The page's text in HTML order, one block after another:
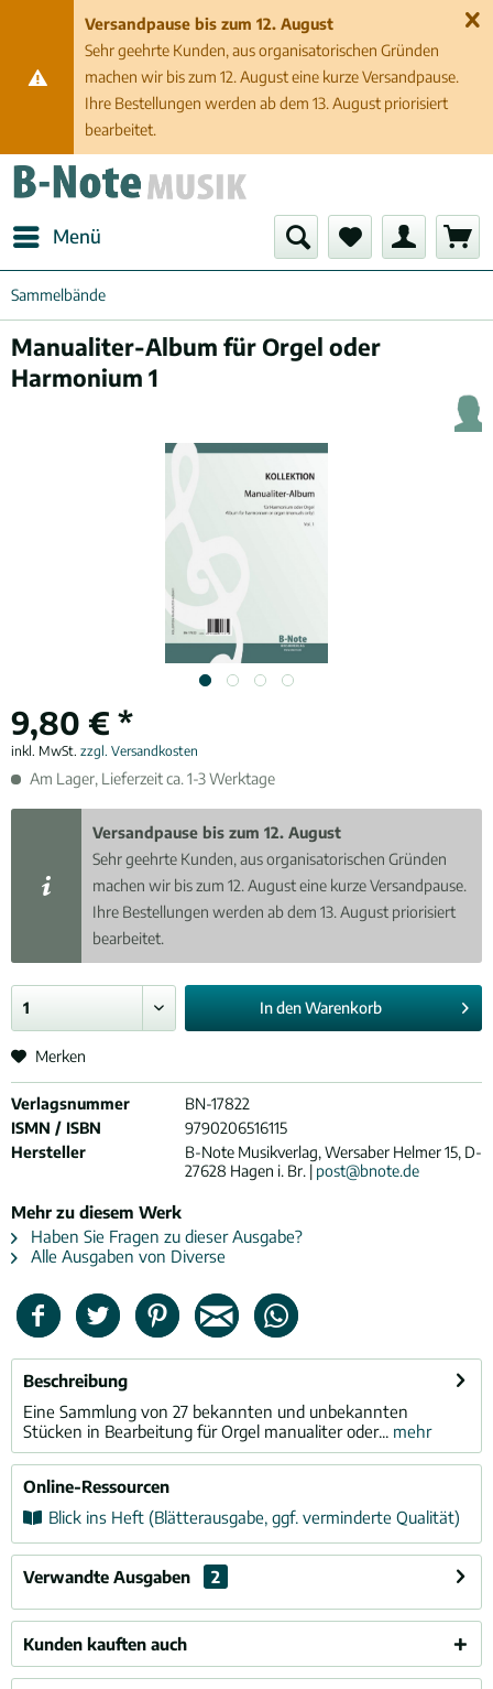
Versandpause bis zum 12. August
Sehr geehrte Kunden, aus organisatorischen Gründen
machen wir bis zum 12. August eine kurze Versandpause.
Ihre Bestellungen werden ab dem 13. August priorisiert
bearbeitet.
Menü
Sammelbände
Manualiter-Album für Orgel oder
Harmonium 1
9,80 € *
inkl. MwSt. zzgl. Versandkosten
Am Lager, Lieferzeit ca. 1-3 Werktage
Versandpause bis zum 12. August
Sehr geehrte Kunden, aus organisatorischen Gründen
machen wir bis zum 12. August eine kurze Versandpause.
Ihre Bestellungen werden ab dem 13. August priorisiert
bearbeitet.
In denWarenkorb
Merken
Verlagsnummer
BN-17822
ISMN / ISBN
9790206516115
Hersteller
B-Note Musikverlag, Wersaber Helmer 15, D-
27628 Hagen i. Br. | post@bnote.de
Mehr zu diesem Werk
Haben Sie Fragen zu dieser Ausgabe?
Alle Ausgaben von Diverse
Beschreibung
Eine Sammlung von 27 bekannten und unbekannten
Stücken in Bearbeitung für Orgel manualiter oder... mehr
Online-Ressourcen
Blick ins Heft (Blätterausgabe, ggf. verminderte Qualität)
Verwandte Ausgaben 2
Kunden kauften auch